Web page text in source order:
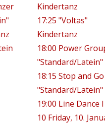
Kindertanz
17:25 "Voltas"
Kindertanz
18:00 Power
"Standard/Latein"
18:15 Stop and Go
"Standard/Latein"
19:00 Line Dance I
10 Friday, 10.